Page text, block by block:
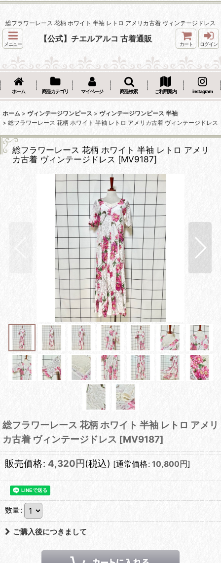
総フラワーレース 花柄 ホワイト 半袖 レトロ アメリカ古着 ヴィンテージドレス
メニュー
【公式】チエルアルコ 古着通販
カート ログイン
ホーム 商品カテゴリ マイページ 商品検索 ご利用案内 instagram
ホーム > ヴィンテージワンピース > ヴィンテージワンピース 半袖
> 総フラワーレース 花柄 ホワイト 半袖 レトロ アメリカ古着 ヴィンテージドレス
総フラワーレース 花柄 ホワイト 半袖 レトロ アメリ
カ古着 ヴィンテージドレス [MV9187]
総フラワーレース 花柄 ホワイト 半袖 レトロ アメリ
カ古着 ヴィンテージドレス [MV9187]
販売価格: 4,320 円 (税込) [通常価格: 10,800 円]
数量:
ご購入後につきまして